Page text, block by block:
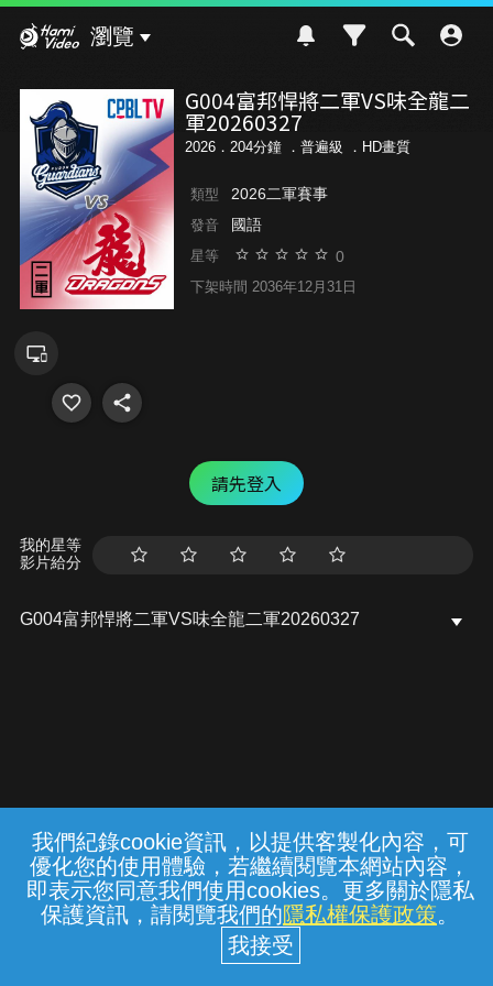
我們紀錄cookie資訊，以提供客製化內容，可
優化您的使用體驗，若繼續閱覽本網站內容，
即表示您同意我們使用cookies。更多關於隱私
保護資訊，請閱覽我們的隱私權保護政策。
瀏覽
G004富邦悍將二軍VS味全龍二
軍20260327
2026．204分鐘 ． 普遍級 ．HD畫質
類型 2026二軍賽事
發音 國語
星等 0
下架時間 2036年12月31日
請先登入
我的星等
影片給分
G004富邦悍將二軍VS味全龍二軍20260327
常見問題 線上客服 服務條款 隱私權保護
中華電信股份有限公司個人家庭分公司
(統一編號：96979949) © 2026
{{notifyMsg}}